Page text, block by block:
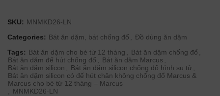
SKU: MNMKD26-LN
Categories: Bát ăn dặm, bát chống đổ , Đồ dùng ăn dặm
Tags: Bát ăn dặm cho bé từ 12 tháng , Bát ăn dặm chống đổ ,
Bát ăn dặm đế hút chống đổ , Bát ăn dặm Marcus ,
Bát ăn dặm silicon , Bát ăn dặm silicon chống đổ hình su tử,
Bát ăn dặm silicon có đế hút chân không chống đổ Marcus &
Marcus cho bé từ 12 tháng – Marcus
, MNMKD26-LN